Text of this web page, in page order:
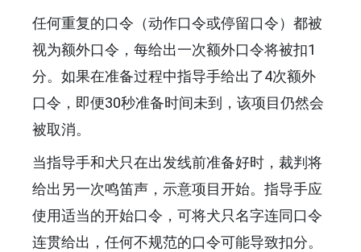
任何重复的口令（动作口令或停留口令）都被
视为额外口令，每给出一次额外口令将被扣1
分。如果在准备过程中指导手给出了4次额外
口令，即便30秒准备时间未到，该项目仍然会
被取消。
当指导手和犬只在出发线前准备好时，裁判将
给出另一次鸣笛声，示意项目开始。指导手应
使用适当的开始口令，可将犬只名字连同口令
连贯给出，任何不规范的口令可能导致扣分。